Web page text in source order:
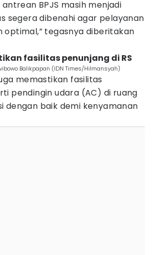
BPJS masih menjadi
segera dibenahi agar pelayanan
tegasnya diberitakan
fasilitas penunjang di RS
Balikpapan (IDN Times/Hilmansyah)
memastikan fasilitas
pendingin udara (AC) di ruang
dengan baik demi kenyamanan